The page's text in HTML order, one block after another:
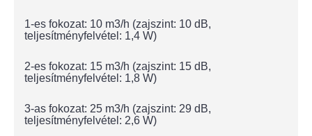
1-es fokozat: 10 m3/h (zajszint: 10 dB,
teljesítményfelvétel: 1,4 W)
2-es fokozat: 15 m3/h (zajszint: 15 dB,
teljesítményfelvétel: 1,8 W)
3-as fokozat: 25 m3/h (zajszint: 29 dB,
teljesítményfelvétel: 2,6 W)